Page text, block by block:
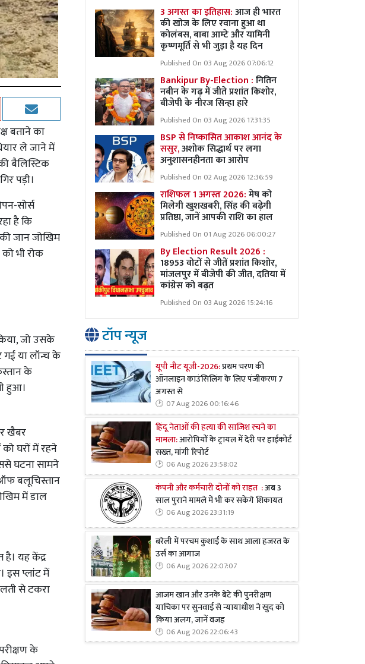
बताने का
ले जाने में
बैलिस्टिक
पड़ी।
सोर्स
है कि
जान जोखिम
भी रोक
जो उसके
गई या लॉन्च के
के
हुआ।
खैबर
घरों में रहने
घटना सामने
बलूचिस्तान
में डाल
है। यह केंद्र
इस प्लांट में
से टकरा
के
3 अगस्त का इतिहास:आज ही भारत
की खोज के लिए रवाना हुआ था
कोलंबस, बाबा आम्टे और यामिनी
कृष्णमूर्ति से भी जुड़ा है यह दिन
Published On 03 Aug 2026 07:06:12
Bankipur By-Election :नितिन
नबीन के गढ़ में जीते प्रशांत किशोर,
बीजेपी के नीरज सिन्हा हारे
Published On 03 Aug 2026 17:31:35
BSP से निष्कासित आकाश आनंद के
ससुर,अशोक सिद्धार्थ पर लगा
अनुशासनहीनता का आरोप
Published On 02 Aug 2026 12:36:59
राशिफल 1 अगस्त 2026:मेष को
मिलेगी खुशखबरी, सिंह की बढ़ेगी
प्रतिष्ठा, जानें आपकी राशि का हाल
Published On 01 Aug 2026 06:00:27
By Election Result 2026 :
18953 वोटों से जीतें प्रशांत किशोर,
मांजलपुर में बीजेपी की जीत, दतिया में
कांग्रेस को बढ़त
Published On 03 Aug 2026 15:24:16
टॉप न्यूज
यूपी नीट यूजी-2026:प्रथम चरण की
ऑनलाइन काउंसिलिंग के लिए पंजीकरण 7
अगस्त से
07 Aug 2026 00:16:46
हिंदू नेताओं की हत्या की साजिश रचने का
मामला:आरोपियों के ट्रायल में देरी पर हाईकोर्ट
सख्त, मांगी रिपोर्ट
06 Aug 2026 23:58:02
कंपनी और कर्मचारी दोनों को राहत :अब 3
साल पुराने मामले में भी कर सकेंगे शिकायत
06 Aug 2026 23:31:19
बरेली में परचम कुशाई के साथ आला हजरत के
उर्स का आगाज
06 Aug 2026 22:07:07
आजम खान और उनके बेटे की पुनरीक्षण
याचिका पर सुनवाई से न्यायाधीश ने खुद को
किया अलग, जानें वजह
06 Aug 2026 22:06:43